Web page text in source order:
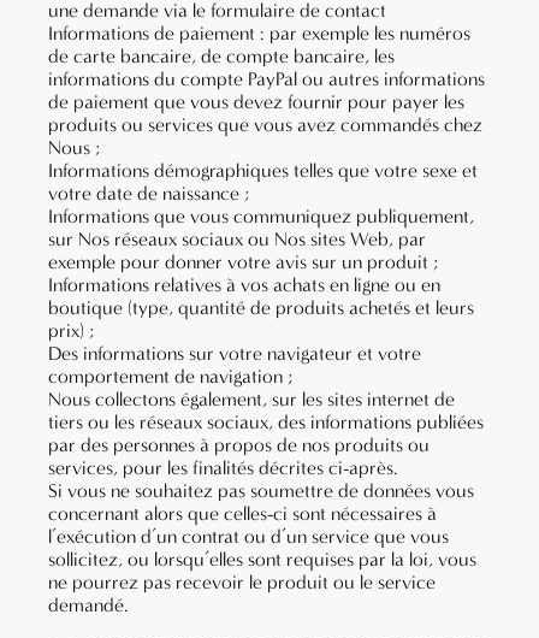
ACCUEIL
HÔTEL
CHAMBRES
CUISINE
HISTOIRE
RÉGION
une demande via le formulaire de contact
Informations de paiement : par exemple les numéros
de carte bancaire, de compte bancaire, les
informations du compte PayPal ou autres informations
de paiement que vous devez fournir pour payer les
produits ou services que vous avez commandés chez
Nous ;
Informations démographiques telles que votre sexe et
votre date de naissance ;
Informations que vous communiquez publiquement,
sur Nos réseaux sociaux ou Nos sites Web, par
exemple pour donner votre avis sur un produit ;
Informations relatives à vos achats en ligne ou en
boutique (type, quantité de produits achetés et leurs
prix) ;
Des informations sur votre navigateur et votre
comportement de navigation ;
Nous collectons également, sur les sites internet de
tiers ou les réseaux sociaux, des informations publiées
par des personnes à propos de nos produits ou
services, pour les finalités décrites ci-après.
Si vous ne souhaitez pas soumettre de données vous
concernant alors que celles-ci sont nécessaires à
l’exécution d’un contrat ou d’un service que vous
sollicitez, ou lorsqu’elles sont requises par la loi, vous
ne pourrez pas recevoir le produit ou le service
demandé.